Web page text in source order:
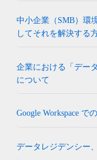
中小企業（SMB）環
してそれを解決する
企業における「デー
について
Google Workspace で
データレジデンシー